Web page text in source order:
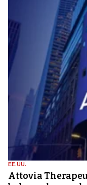
EE.UU.
Attovia